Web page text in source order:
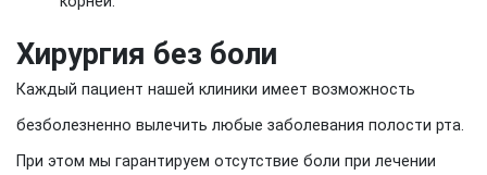
Хирургия без боли
Каждый пациент нашей клиники имеет возможность
безболезненно вылечить любые заболевания полости рта.
При этом мы гарантируем отсутствие боли при лечении